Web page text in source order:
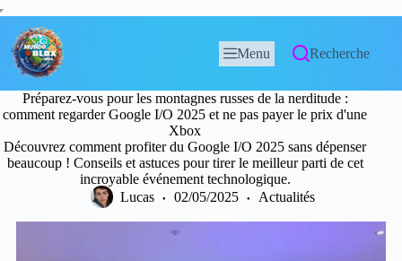
Menu Recherche
Préparez-vous pour les montagnes russes de la nerditude :
comment regarder Google I/O 2025 et ne pas payer le prix d'une
Xbox
Découvrez comment profiter du Google I/O 2025 sans dépenser
beaucoup ! Conseils et astuces pour tirer le meilleur parti de cet
incroyable événement technologique.
Lucas
02/05/2025 Actualités